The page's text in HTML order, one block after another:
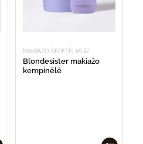
MAKIAŽO ŠEPETĖLIAI IR
KEMPINĖLĖS
Blondesister makiažo
kempinėlė